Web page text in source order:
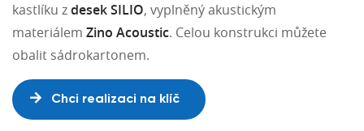
kastlíku zdesek SILIO, vyplněný akustickým
materiálem Zino Acoustic. Celou konstrukci můžete
obalit sádrokartonem.
Chci realizaci na klíč